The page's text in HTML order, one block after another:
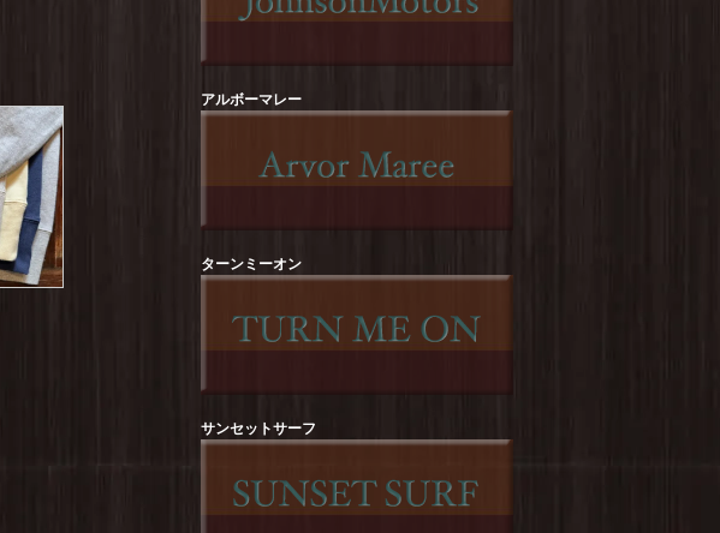
free rage : Recycle Cotton【GO AWAY】Print
vol.2】Print Tee
を更新しました！
free rage : Recycle Cotton【FREERAGE
ROCK OFF :【KURT COBAIN】Flower Tee
Teeを更新しました！
を更新しました！
アルボーマレー
ターンミーオン
サンセットサーフ